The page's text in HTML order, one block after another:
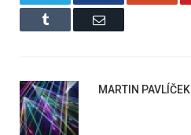
Tumblr Email
MARTIN PAVLÍČEK